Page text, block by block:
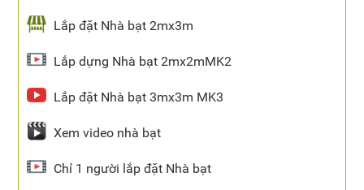
Lắp đặt Nhà bạt 2mx3m
Lắp dựng Nhà bạt 2mx2mMK2
Lắp đặt Nhà bạt 3mx3m MK3
Xem video nhà bạt
Chỉ 1 người lắp đặt Nhà bạt